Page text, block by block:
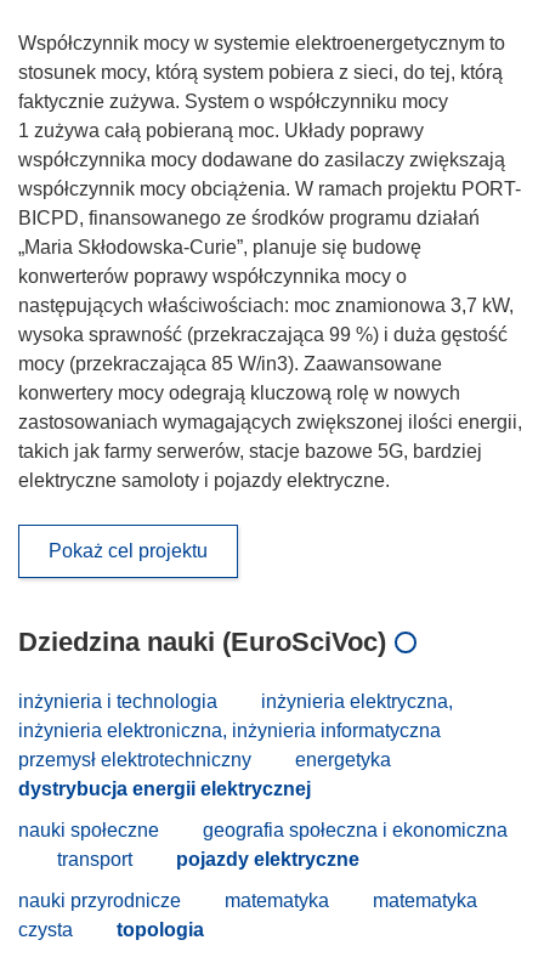
Współczynnik mocy w systemie elektroenergetycznym to
stosunek mocy, którą system pobiera z sieci, do tej, którą
faktycznie zużywa. System o współczynniku mocy
1 zużywa całą pobieraną moc. Układy poprawy
współczynnika mocy dodawane do zasilaczy zwiększają
współczynnik mocy obciążenia. W ramach projektu PORT-
BICPD, finansowanego ze środków programu działań
„Maria Skłodowska-Curie”, planuje się budowę
konwerterów poprawy współczynnika mocy o
następujących właściwościach: moc znamionowa 3,7 kW,
wysoka sprawność (przekraczająca 99 %) i duża gęstość
mocy (przekraczająca 85 W/in3). Zaawansowane
konwertery mocy odegrają kluczową rolę w nowych
zastosowaniach wymagających zwiększonej ilości energii,
takich jak farmy serwerów, stacje bazowe 5G, bardziej
elektryczne samoloty i pojazdy elektryczne.
Pokaż cel projektu
Dziedzina nauki (EuroSciVoc)
inżynieria i technologia
inżynieria elektryczna,
inżynieria elektroniczna, inżynieria informatyczna
przemysł elektrotechniczny
energetyka
dystrybucja energii elektrycznej
nauki społeczne
geografia społeczna i ekonomiczna
transport
pojazdy elektryczne
nauki przyrodnicze
matematyka
matematyka
czysta
topologia